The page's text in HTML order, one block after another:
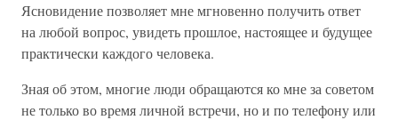
Ясновидение позволяет мне мгновенно получить ответ
на любой вопрос, увидеть прошлое, настоящее и будущее
практически каждого человека.
Зная об этом, многие люди обращаются ко мне за советом
не только во время личной встречи, но и по телефону или